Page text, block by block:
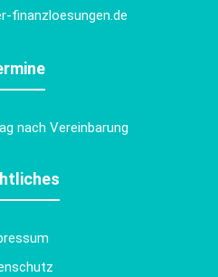
finanzloesungen.de
nach Vereinbarung